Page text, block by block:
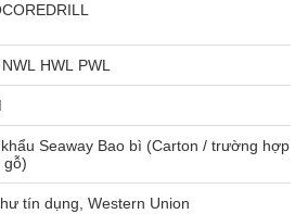
HWL PWL
Seaway Bao bì (Carton / trường hợp
gỗ)
tín dụng, Western Union